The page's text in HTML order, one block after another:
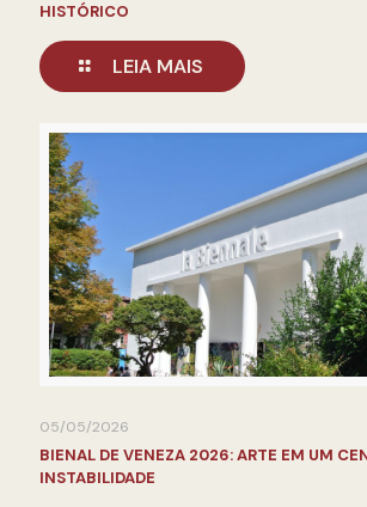
HISTÓRICO
LEIA MAIS
05/05/2026
BIENAL DE VENEZA 2026: ARTE EM UM
INSTABILIDADE